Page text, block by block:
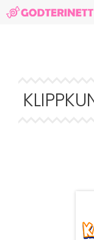
Hopp
til